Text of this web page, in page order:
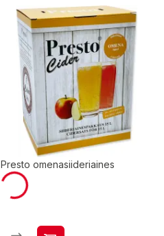
Presto omenasiideriaines